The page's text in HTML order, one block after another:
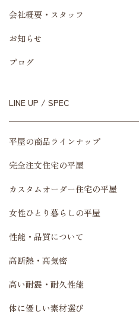
会社概要・スタッフ
お知らせ
ブログ
LINE UP / SPEC
平屋の商品ラインナップ
完全注文住宅の平屋
カスタムオーダー住宅の平屋
女性ひとり暮らしの平屋
性能・品質について
高断熱・高気密
高い耐震・耐久性能
体に優しい素材選び